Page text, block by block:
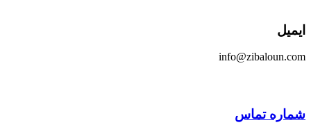
تماس